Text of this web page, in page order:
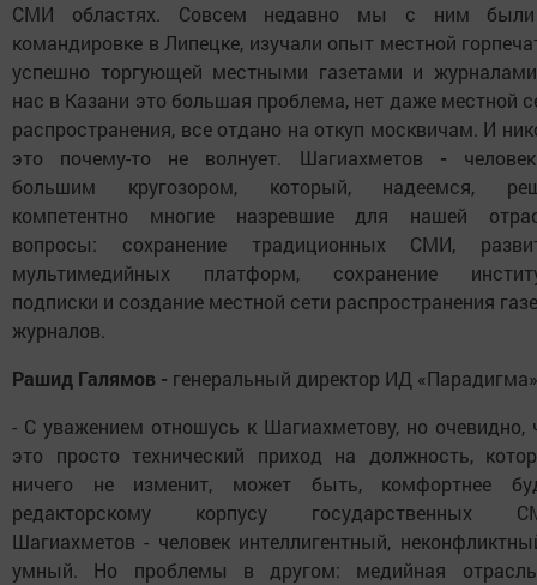
СМИ областях. Совсем недавно мы с ним
командировке в Липецке, изучали опыт местной
успешно торгующей местными газетами и
нас в Казани это большая проблема, нет даже местной
распространения, все отдано на откуп москвичам. И
это почему-то не волнует. Шагиахметов -
большим кругозором, который, надеемся,
компетентно многие назревшие для нашей
вопросы: сохранение традиционных СМИ,
мультимедийных платформ, сохранение
подписки и создание местной сети распространения
журналов.
Рашид Галямов - генеральный директор ИД
- С уважением отношусь к Шагиахметову, но очевидно,
это просто технический приход на должность,
ничего не изменит, может быть, комфортнее
редакторскому корпусу государственных
Шагиахметов - человек интеллигентный,
умный. Но проблемы в другом: медийная